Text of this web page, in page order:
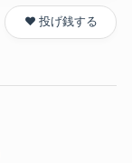
❤️ 投げ銭する